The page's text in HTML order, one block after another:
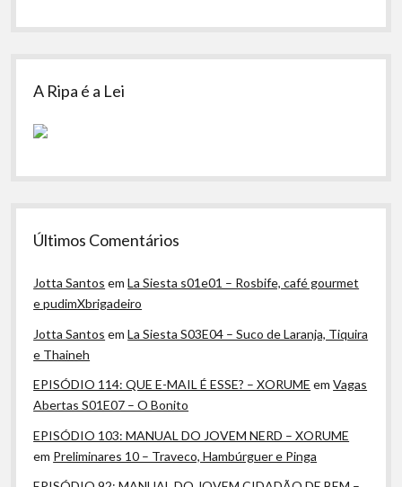
A Ripa é a Lei
Últimos Comentários
Jotta Santos emLa Siesta s01e01 – Rosbife, café gourmet
e pudimXbrigadeiro
Jotta Santos emLa Siesta S03E04 – Suco de Laranja, Tiquira
e Thaineh
EPISÓDIO 114: QUE E-MAIL É ESSE? – XORUME emVagas
Abertas S01E07 – O Bonito
EPISÓDIO 103: MANUAL DO JOVEM NERD – XORUME
em Preliminares 10 – Traveco, Hambúrguer e Pinga